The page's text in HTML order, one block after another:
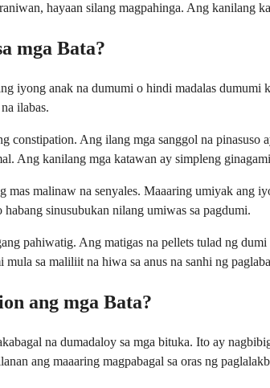
hayaan silang magpahinga. Ang kanilang
mga Bata?
iyong anak na dumumi o hindi madalas
ilabas.
constipation. Ang ilang mga sanggol na
Ang kanilang mga katawan ay simpleng
mas malinaw na senyales. Maaaring umiyak
sinusubukan nilang umiwas sa pagdumi.
pahiwatig. Ang matigas na pellets tulad ng
sa maliliit na hiwa sa anus na sanhi ng
ang mga Bata?
na dumadaloy sa mga bituka. Ito ay
ang maaaring magpabagal sa oras ng